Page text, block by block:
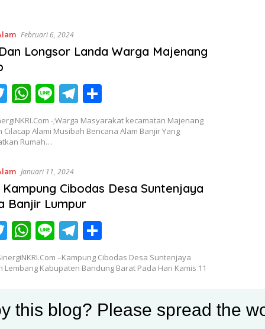
Februari 6, 2024
Longsor Landa Warga Majenang
T
w
itt
er
W
h
at
s
A
p
p
Li
n
e
T
el
e
m
S
h
ar
-;Warga Masyarakat kecamatan Majenang
Cilacap Alami Musibah Bencana Alam Banjir Yang
Rumah…
Januari 11, 2024
Cibodas Desa Suntenjaya
Banjir Lumpur
T
w
itt
W
h
at
A
Li
n
e
T
el
e
a
S
h
ar
–Kampung Cibodas Desa Suntenjaya
Lembang Kabupaten Bandung Barat Pada Hari Kamis 11
Januari 6, 2024
Rumah Di kampung Pengasinan
this blog? Please spread the